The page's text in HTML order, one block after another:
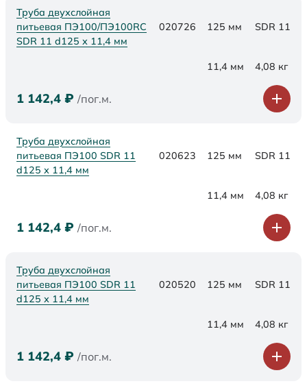
Труба двухслойная
питьевая ПЭ100/ПЭ100RC
SDR 11 d125 х 11,4 мм
020726 125 мм SDR 11
11,4 мм 4,08 кг
1 142,4 ₽ /пог.м.
Труба двухслойная
питьевая ПЭ100 SDR 11
d125 х 11,4 мм
020623 125 мм SDR 11
11,4 мм 4,08 кг
1 142,4 ₽ /пог.м.
Труба двухслойная
питьевая ПЭ100 SDR 11
d125 х 11,4 мм
020520 125 мм SDR 11
11,4 мм 4,08 кг
1 142,4 ₽ /пог.м.